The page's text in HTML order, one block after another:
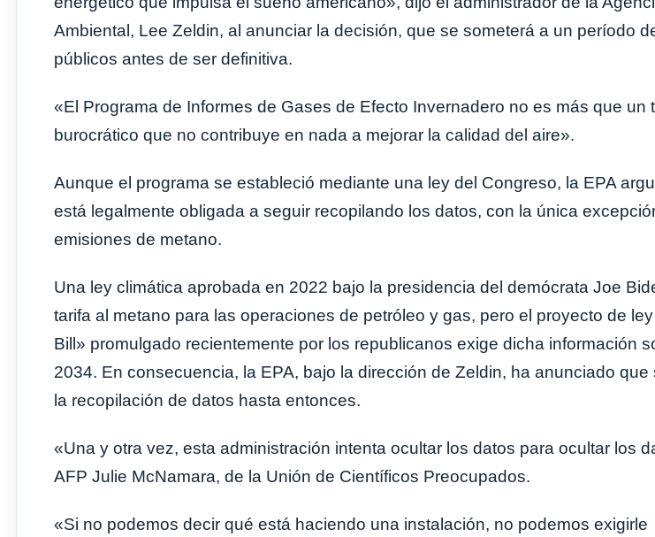
Ambiental, Lee Zeldin, al anunciar la decisión, que se someterá a un período
públicos antes de ser definitiva.
«El Programa de Informes de Gases de Efecto Invernadero no es más que un
burocrático que no contribuye en nada a mejorar la calidad del aire».
Aunque el programa se estableció mediante una ley del Congreso, la EPA
está legalmente obligada a seguir recopilando los datos, con la única
emisiones de metano.
Una ley climática aprobada en 2022 bajo la presidencia del demócrata Joe
tarifa al metano para las operaciones de petróleo y gas, pero el proyecto de ley
Bill» promulgado recientemente por los republicanos exige dicha información
2034. En consecuencia, la EPA, bajo la dirección de Zeldin, ha anunciado
la recopilación de datos hasta entonces.
«Una y otra vez, esta administración intenta ocultar los datos para ocultar los
AFP Julie McNamara, de la Unión de Científicos Preocupados.
«Si no podemos decir qué está haciendo una instalación, no podemos exigirle